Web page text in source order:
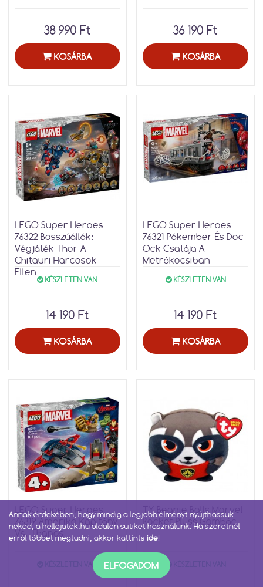
38 990 Ft
KOSÁRBA
36 190 Ft
KOSÁRBA
LEGO Super Heroes
76322 Bosszúállók:
Végjáték Thor A
Chitauri Harcosok
Ellen
KÉSZLETEN VAN
14 190 Ft
KOSÁRBA
LEGO Super Heroes
76321 Pókember És Doc
Ock Csatája A
Metrókocsiban
KÉSZLETEN VAN
14 190 Ft
KOSÁRBA
LEGO Super Heroes
76319 Amerika Kapitány
Vs. Thanos
KÉSZLETEN VAN
TY Beanie Balls Marvel
Rocket Plüss Gombóc
Annak érdekében, hogy mindig a legjobb élményt nyújthassuk
neked, a hellojatek.hu oldalon sütiket használunk. Ha szeretnél
erről többet megtudni, akkor kattints ide!
ELFOGADOM